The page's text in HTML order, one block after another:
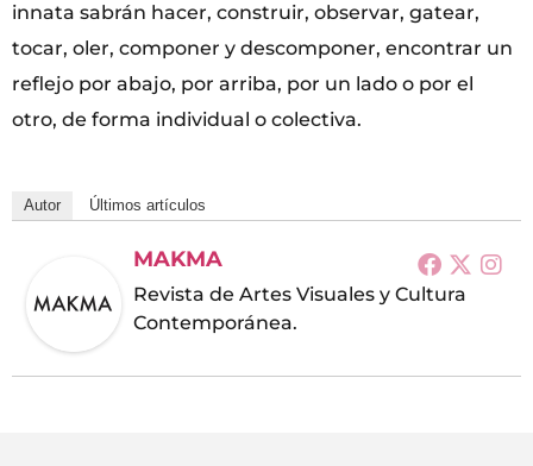
innata sabrán hacer, construir, observar, gatear,
tocar, oler, componer y descomponer, encontrar un
reflejo por abajo, por arriba, por un lado o por el
otro, de forma individual o colectiva.
Autor Últimos artículos
MAKMA
Revista de Artes Visuales y Cultura
Contemporánea.